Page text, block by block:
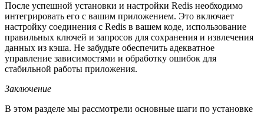
После успешной установки и настройки Redis необходимо
интегрировать его с вашим приложением. Это включает
настройку соединения с Redis в вашем коде, использование
правильных ключей и запросов для сохранения и извлечения
данных из кэша. Не забудьте обеспечить адекватное
управление зависимостями и обработку ошибок для
стабильной работы приложения.
Заключение
В этом разделе мы рассмотрели основные шаги по установке